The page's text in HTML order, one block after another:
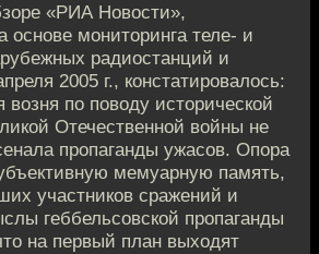
«РИА Новости»,
основе мониторинга теле- и
радиостанций и
2005 г., констатировалось:
по поводу исторической
Отечественной войны не
пропаганды ужасов. Опора
мемуарную память,
участников сражений и
геббельсовской пропаганды
на первый план выходят